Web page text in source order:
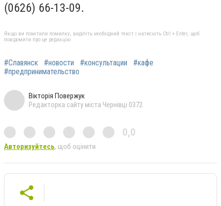
(0626) 66-13-09.
Якщо ви помітили помилку, виділіть необхідний текст і натисніть Ctrl + Enter, щоб
повідомити про це редакцію
#Славянск #новости #консультации
#кафе
#предпринимательство
Вікторія Повержук
Редакторка сайту міста Чернівці 0372
0,0
Авторизуйтесь, щоб оцінити